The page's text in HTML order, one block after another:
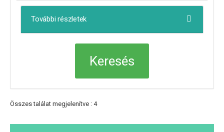
További részletek
Összes találat megjelenítve : 4